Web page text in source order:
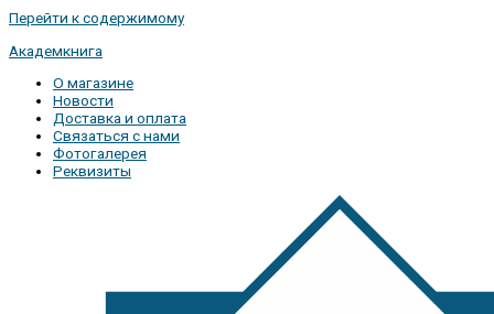
Перейти к содержимому
Академкнига
О магазине
Новости
Доставка и оплата
Связаться с нами
Фотогалерея
Реквизиты